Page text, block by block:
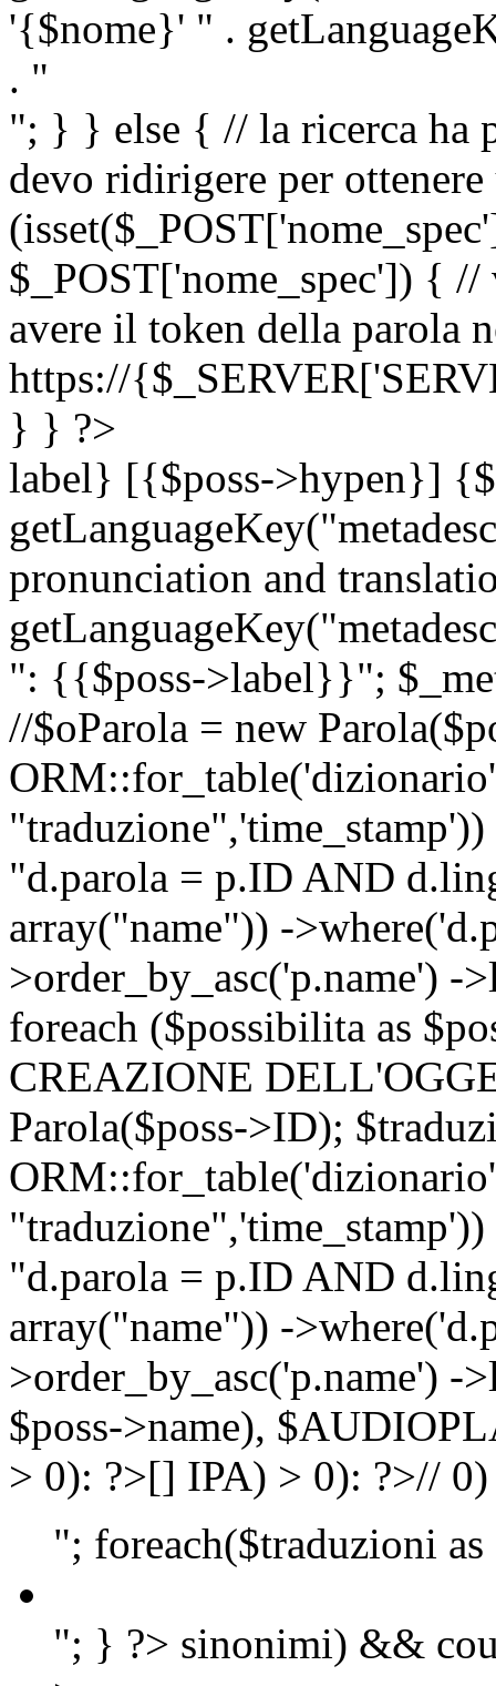
'{$nome}' " .
. "
"; } } else { // la ricerca ha
devo ridirigere per
$_POST['nome_spec']) {
avere il token della parola
https://
} } ?>
label} [{$poss->hypen}]
pronunciation and
": {{$poss->label}}";
//$oParola = new
"d.parola = p.ID AND
array("name")) -
>order_by_asc('p.name')
foreach ($possibilita as
CREAZIONE
Parola($poss->ID);
"d.parola = p.ID AND
array("name")) -
>order_by_asc('p.name')
$poss->name),
> 0): ?>[] IPA) > 0): ?>//
"; foreach($traduzioni
"; } ?> sinonimi) &&